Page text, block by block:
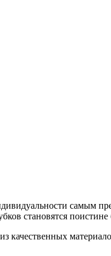
самым
становятся
качественных